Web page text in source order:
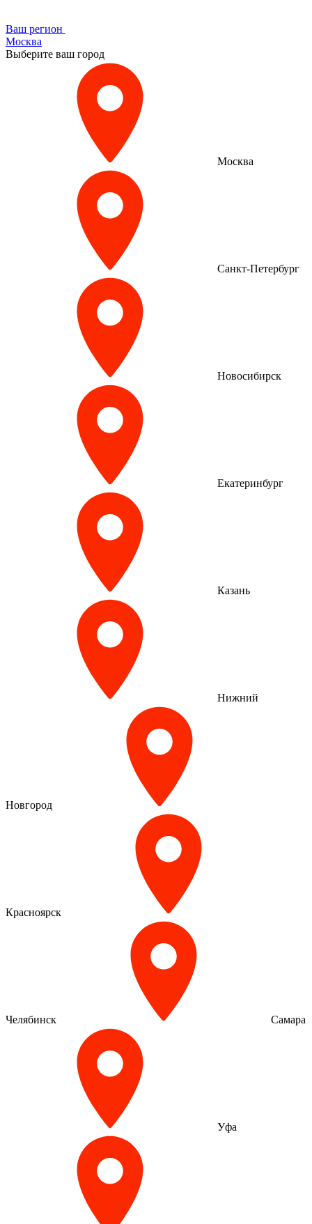
Ваш регион
Москва
Выберите ваш город
Москва
Санкт-Петербург
Новосибирск
Екатеринбург
Казань
Нижний
Новгород
Красноярск
Челябинск Самара
Уфа